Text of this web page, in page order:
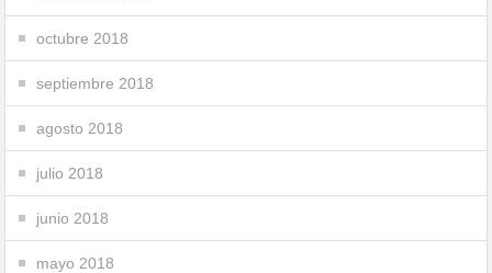
octubre 2018
septiembre 2018
agosto 2018
julio 2018
junio 2018
mayo 2018